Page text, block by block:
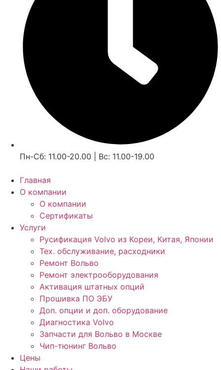
Пн-Сб: 11.00-20.00 | Вс: 11.00-19.00
Главная
О компании
О компании
Сертификаты
Услуги
Русификация Volvo из Кореи, Китая, Японии
Тех. обслуживание, расходники
Ремонт Вольво
Ремонт электрооборудования
Активация штатных опций
Прошивка ПО ЭБУ
Доп. опции и доп. оборудование
Диагностика Volvo
Запчасти для Вольво в Москве
Чип-тюнинг Вольво
Цены